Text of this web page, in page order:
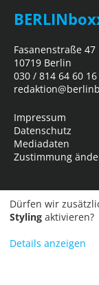
Fasanenstraße 47
10719 Berlin
030 / 814 64 60 16
Impressum
Datenschutz
Mediadaten
Zustimmung
Dürfen wir
Styling aktivieren?
Details anzeigen